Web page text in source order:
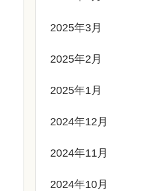
2025年3月
2025年2月
2025年1月
2024年12月
2024年11月
2024年10月